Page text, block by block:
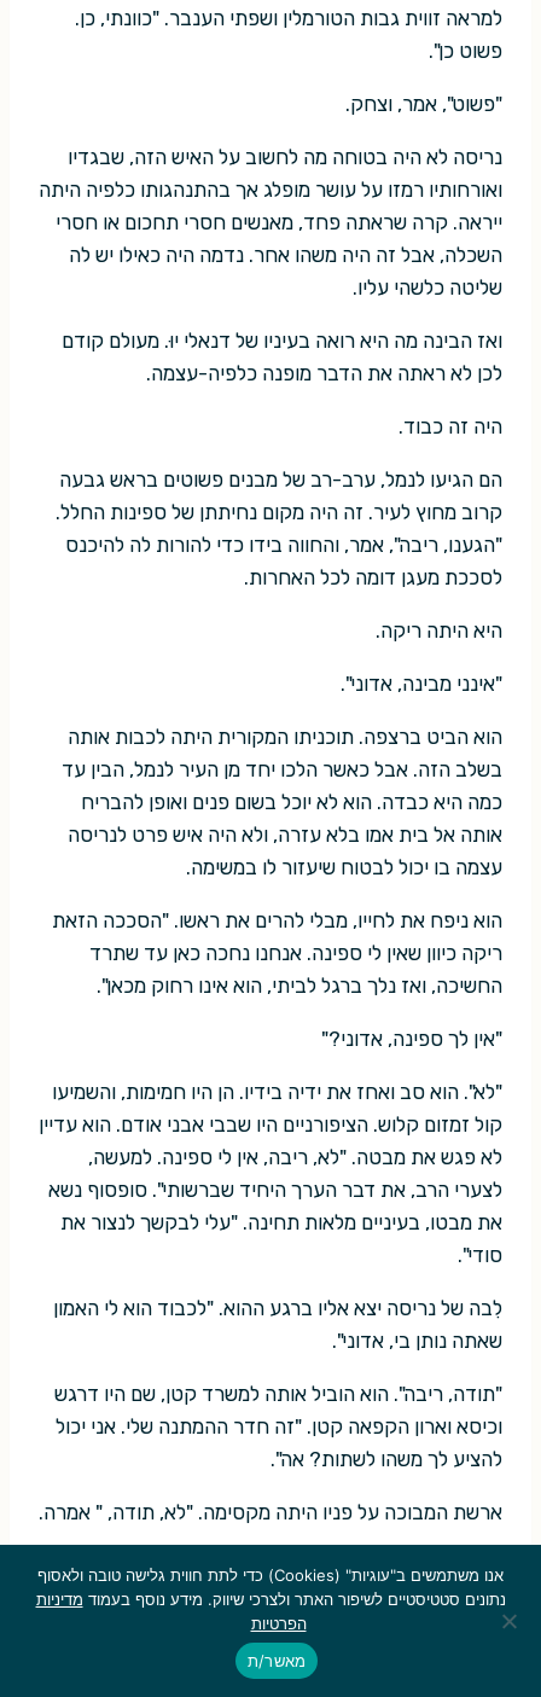
למראה זווית גבות הטורמלין ושפתי הענבר. "כוונתי, כן.
פשוט כן".
"פשוט", אמר, וצחק.
נריסה לא היה בטוחה מה לחשוב על האיש הזה, שבגדיו
ואורחותיו רמזו על עושר מופלג אך בהתנהגותו כלפיה היתה
ייראה. קרה שראתה פחד, מאנשים חסרי תחכום או חסרי
השכלה, אבל זה היה משהו אחר. נדמה היה כאילו יש לה
שליטה כלשהי עליו.
ואז הבינה מה היא רואה בעיניו של דנאלי יוּ. מעולם קודם
לכן לא ראתה את הדבר מופנה כלפיה-עצמה.
היה זה כבוד.
הם הגיעו לנמל, ערב-רב של מבנים פשוטים בראש גבעה
קרוב מחוץ לעיר. זה היה מקום נחיתתן של ספינות החלל.
"הגענו, ריבה", אמר, והחווה בידו כדי להורות לה להיכנס
לסככת מעגן דומה לכל האחרות.
היא היתה ריקה.
"אינני מבינה, אדוני".
הוא הביט ברצפה. תוכניתו המקורית היתה לכבות אותה
בשלב הזה. אבל כאשר הלכו יחד מן העיר לנמל, הבין עד
כמה היא כבדה. הוא לא יוכל בשום פנים ואופן להבריח
אותה אל בית אמו בלא עזרה, ולא היה איש פרט לנריסה
עצמה בו יכול לבטוח שיעזור לו במשימה.
הוא ניפח את לחייו, מבלי להרים את ראשו. "הסככה הזאת
ריקה כיוון שאין לי ספינה. אנחנו נחכה כאן עד שתרד
החשיכה, ואז נלך ברגל לביתי, הוא אינו רחוק מכאן".
"אין לך ספינה, אדוני?"
"לא". הוא סב ואחז את ידיה בידיו. הן היו חמימות, והשמיעו
קול זמזום קלוש. הציפורניים היו שבבי אבני אודם. הוא עדיין
לא פגש את מבטה. "לא, ריבה, אין לי ספינה. למעשה,
לצערי הרב, את דבר הערך היחיד שברשותי". סופסוף נשא
את מבטו, בעיניים מלאות תחינה. "עלי לבקשך לנצור את
סודי".
לִבה של נריסה יצא אליו ברגע ההוא. "לכבוד הוא לי האמון
שאתה נותן בי, אדוני".
"תודה, ריבה". הוא הוביל אותה למשרד קטן, שם היו דרגש
וכיסא וארון הקפאה קטן. "זה חדר ההמתנה שלי. אני יכול
להציע לך משהו לשתות? אה".
ארשת המבוכה על פניו היתה מקסימה. "לא, תודה, " אמרה.
"אבל אנא ממך… שבי לך".
"בבקשה, ריבה. אני עומד על כך. לא אוכל לראותך עומדת
אנו משתמשים ב"עוגיות" (Cookies) כדי לתת חווית גלישה טובה ולאסוף
נתונים סטטיסטיים לשיפור האתר ולצרכי שיווק. מידע נוסף בעמוד מדיניות
הפרטיות
מאשר/ת